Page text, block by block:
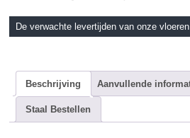
De verwachte levertijden van onze
Beschrijving Aanvullende
Staal Bestellen